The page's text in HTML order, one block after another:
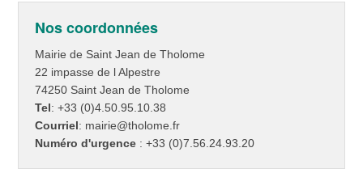
Nos coordonnées
Mairie de Saint Jean de Tholome
22 impasse de l Alpestre
74250 Saint Jean de Tholome
Tel: +33 (0)4.50.95.10.38
Courriel: mairie@tholome.fr
Numéro d'urgence : +33 (0)7.56.24.93.20